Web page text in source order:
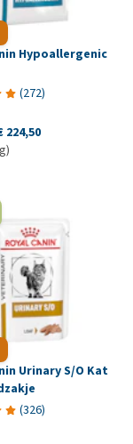
Hypoallergenic
(272)
224,50
Urinary S/O Kat
(326)